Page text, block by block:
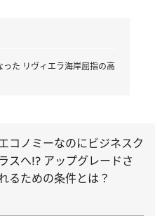
た リヴィエラ海岸屈指の高
コノミーなのにビジネスク
ラスへ!? アップグレードさ
るための条件とは？